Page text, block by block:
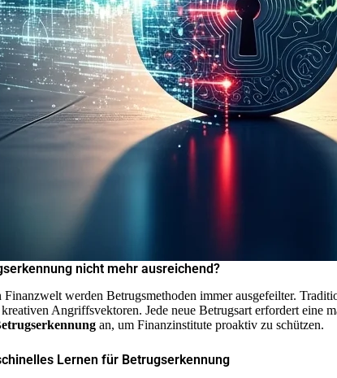
nicht mehr ausreichend?
werden Betrugsmethoden immer ausgefeilter.
Angriffsvektoren. Jede neue Betrugsart erfordert
an, um Finanzinstitute proaktiv zu schützen.
Lernen für Betrugserkennung